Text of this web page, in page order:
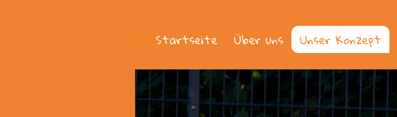
Startseite Über uns Unser Konzept